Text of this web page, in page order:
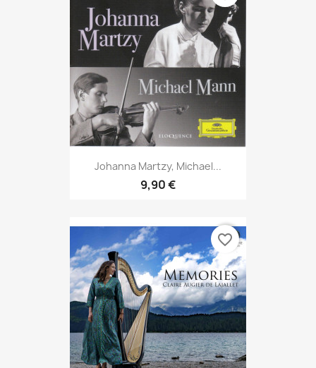
Johanna Martzy, Michael...
9,90 €
favorite_border